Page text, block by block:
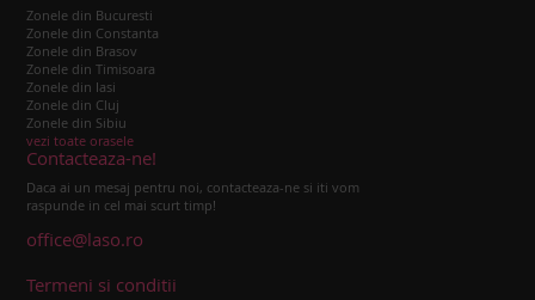
Zonele din Bucuresti
Zonele din Constanta
Zonele din Brasov
Zonele din Timisoara
Zonele din Iasi
Zonele din Cluj
Zonele din Sibiu
vezi toate orasele
Contacteaza-ne!
Daca ai un mesaj pentru noi, contacteaza-ne si iti vom
raspunde in cel mai scurt timp!
office@laso.ro
Termeni si conditii